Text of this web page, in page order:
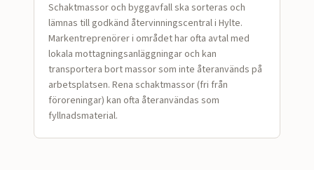
Schaktmassor och bygg­avfall ska sorteras och
lämnas till godkänd återvinningscentral i Hylte.
Markentreprenörer i området har ofta avtal med
lokala mottagningsanläggningar och kan
transportera bort massor som inte återanvänds på
arbetsplatsen. Rena schaktmassor (fri från
föroreningar) kan ofta återanvändas som
fyllnadsmaterial.